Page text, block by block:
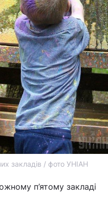
закладів / фото УНІАН
п’ятому закладі